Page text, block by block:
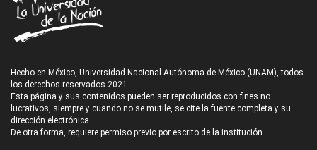
Hecho en México, Universidad Nacional Autónoma de México (UNAM), todos
los derechos reservados 2021.
Esta página y sus contenidos pueden ser reproducidos con fines no
lucrativos, siempre y cuando no se mutile, se cite la fuente completa y su
dirección electrónica.
De otra forma, requiere permiso previo por escrito de la institución.